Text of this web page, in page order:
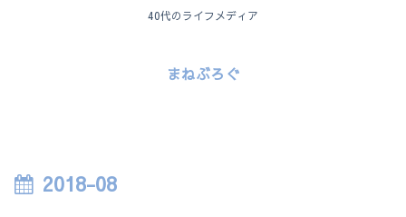
40代のライフメディア
まねぶろぐ
2018-08